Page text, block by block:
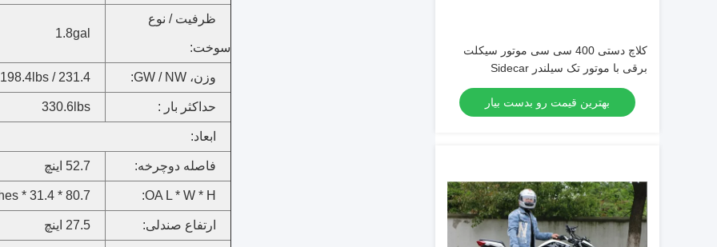
کلاچ دستی 400 سی سی موتور سیکلت
برقی با موتور تک سیلندر Sidecar
بهترین قیمت رو بدست بیار
ظرفیت / نوع
سوخت:
1.8gal
وزن، GW / NW: 231.4 / 198.4lbs
حداکثر بار : 330.6lbs
ابعاد:
فاصله دوچرخه: 52.7 اینچ
OA L * W * H:
80.7 * 31.4 * 41.7inches
ارتفاع صندلی: 27.5 اینچ